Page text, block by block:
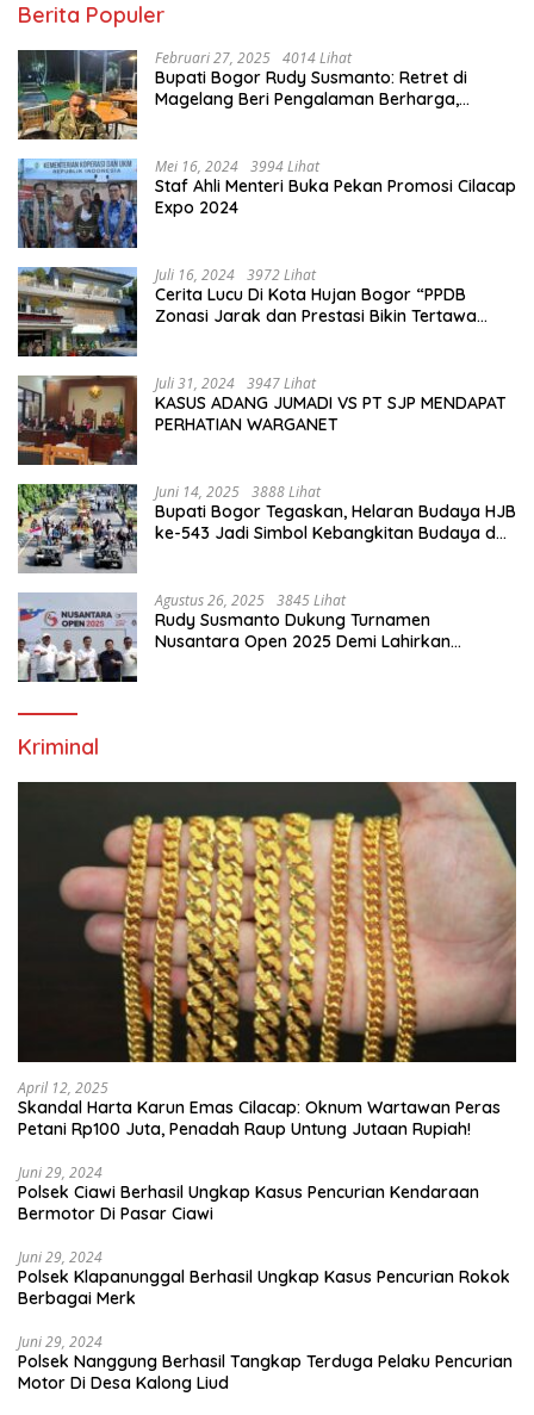
Berita Populer
Februari 27, 2025 4014 Lihat
Bupati Bogor Rudy Susmanto: Retret di
Magelang Beri Pengalaman Berharga,
Mei 16, 2024 3994 Lihat
Staf Ahli Menteri Buka Pekan Promosi Cilacap
Expo 2024
Juli 16, 2024 3972 Lihat
Cerita Lucu Di Kota Hujan Bogor “PPDB
Zonasi Jarak dan Prestasi Bikin Tertawa
Juli 31, 2024 3947 Lihat
KASUS ADANG JUMADI VS PT SJP MENDAPAT
PERHATIAN WARGANET
Juni 14, 2025 3888 Lihat
Bupati Bogor Tegaskan, Helaran Budaya HJB
ke-543 Jadi Simbol Kebangkitan Budaya dan
Agustus 26, 2025 3845 Lihat
Rudy Susmanto Dukung Turnamen
Nusantara Open 2025 Demi Lahirkan
Kriminal
April 12, 2025
Skandal Harta Karun Emas Cilacap: Oknum Wartawan Peras
Petani Rp100 Juta, Penadah Raup Untung Jutaan Rupiah!
Juni 29, 2024
Polsek Ciawi Berhasil Ungkap Kasus Pencurian Kendaraan
Bermotor Di Pasar Ciawi
Juni 29, 2024
Polsek Klapanunggal Berhasil Ungkap Kasus Pencurian Rokok
Berbagai Merk
Juni 29, 2024
Polsek Nanggung Berhasil Tangkap Terduga Pelaku Pencurian
Motor Di Desa Kalong Liud